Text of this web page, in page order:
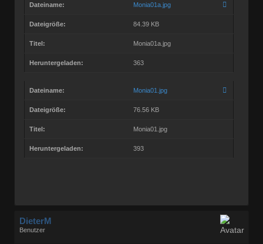
Dateiname: Monia01a.jpg
Dateigröße: 84.39 KB
Titel: Monia01a.jpg
Heruntergeladen: 363
Dateiname: Monia01.jpg
Dateigröße: 76.56 KB
Titel: Monia01.jpg
Heruntergeladen: 393
DieterM
Benutzer